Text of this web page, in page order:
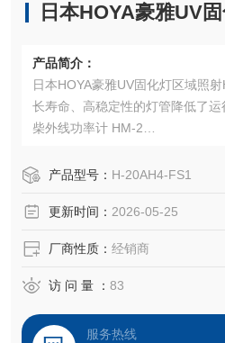
日本HOYA豪雅UV
产品简介：
日本HOYA豪雅UV固化灯区域照
长寿命、高稳定性的灯管降低了运
柴外线功率计 HM-2
产品型号： H-20AH4-FS1
更新时间： 2026-05-25
厂商性质： 经销商
访 问 量 ： 83
服务热线